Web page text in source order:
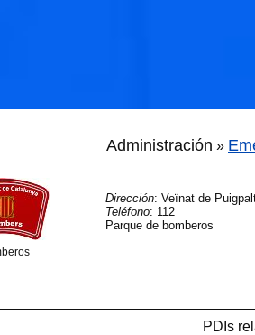
Administración »
Dirección: Veïnat de
Teléfono: 112‎
Parque de bomberos
PDIs